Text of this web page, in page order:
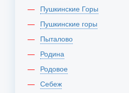
Пушкинские Горы
Пушкинские горы
Пыталово
Родина
Родовое
Себеж